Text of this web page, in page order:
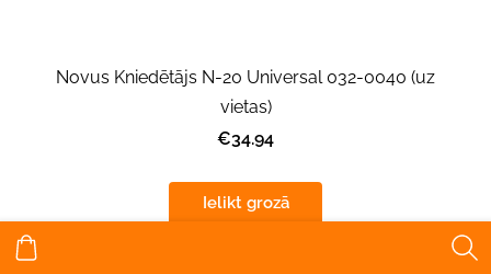
Novus Kniedētājs N-20 Universal 032-0040 (uz
vietas)
€34.94
Ielikt grozā